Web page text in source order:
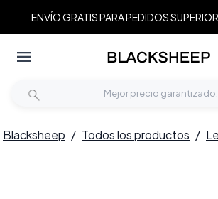
ENVÍO GRATIS PARA PEDIDOS
Blacksheep / Todos los productos /